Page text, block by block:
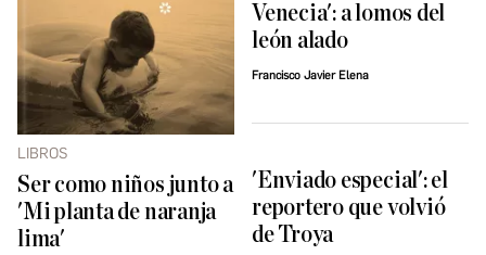
LIBROS
Ser como niños junto a
'Mi planta de naranja
lima'
Venecia': a lomos del
león alado
Francisco Javier Elena
'Enviado especial': el
reportero que volvió
de Troya